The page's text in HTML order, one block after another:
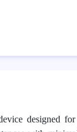
designed